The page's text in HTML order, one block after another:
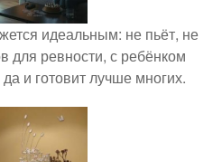
идеальным: не пьёт, не
для ревности, с ребёнком
и готовит лучше многих.